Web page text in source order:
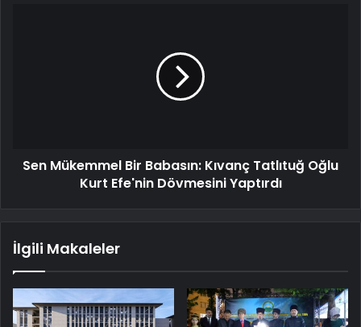
Sen Mükemmel Bir Babasın: Kıvanç Tatlıtuğ Oğlu
Kurt Efe'nin Dövmesini Yaptırdı
İlgili Makaleler